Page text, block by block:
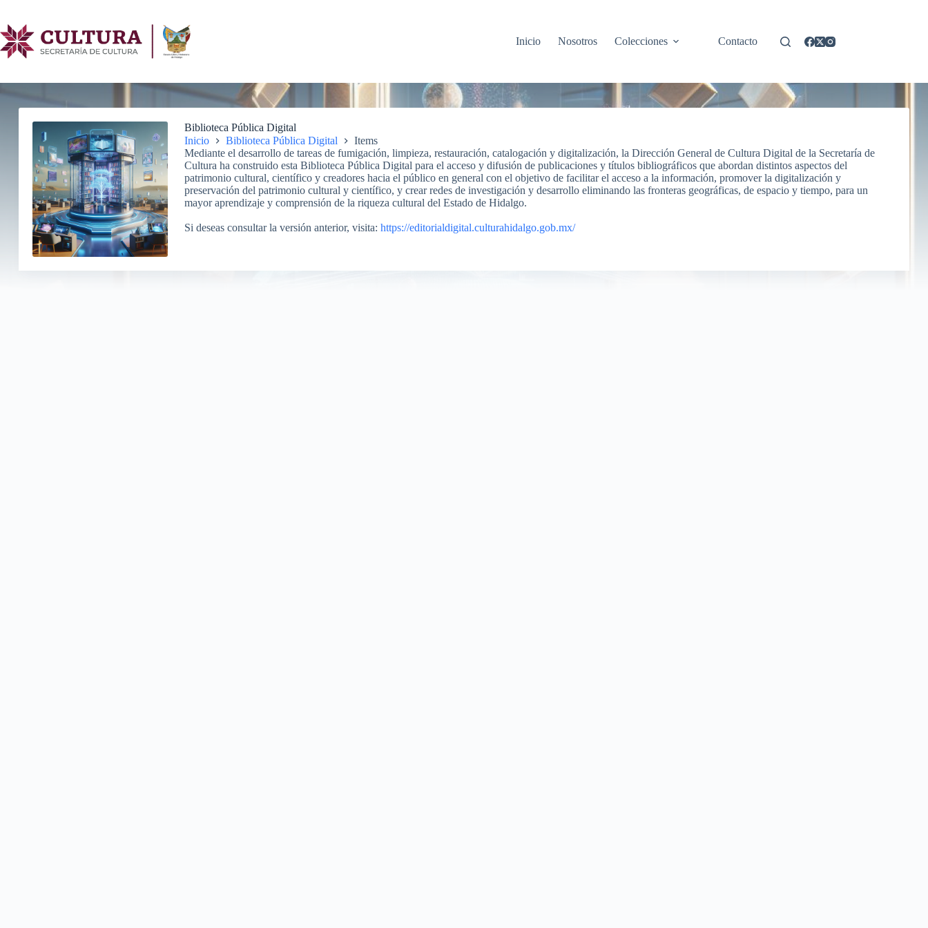
contenido
Inicio
Nosotros Colecciones Contacto
Biblioteca Pública Digital
Inicio
Biblioteca Pública Digital
Items
Mediante el desarrollo de tareas de fumigación, limpieza, restauración, catalogación y digitalización, la Dirección General de Cultura Digital de la Secretaría de
Cultura ha construido esta Biblioteca Pública Digital para el acceso y difusión de publicaciones y títulos bibliográficos que abordan distintos aspectos del
patrimonio cultural, científico y creadores hacia el público en general con el objetivo de facilitar el acceso a la información, promover la digitalización y
preservación del patrimonio cultural y científico, y crear redes de investigación y desarrollo eliminando las fronteras geográficas, de espacio y tiempo, para un
mayor aprendizaje y comprensión de la riqueza cultural del Estado de Hidalgo.
Si deseas consultar la versión anterior, visita: https://editorialdigital.culturahidalgo.gob.mx/